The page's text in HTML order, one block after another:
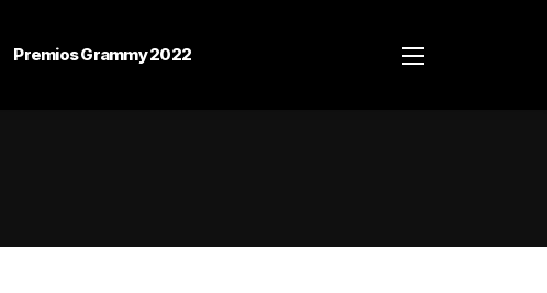
Premios Grammy 2022